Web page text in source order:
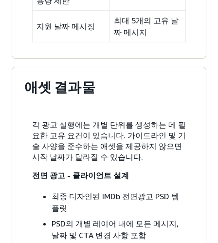
지원 날짜 메시징
최대 5개의 고유 날
짜 메시지
애셋 결과물
각 광고 실행에는 개별 단위를 생성하는 데 필
요한 고유 요건이 있습니다. 가이드라인 및 기
술 사양을 준수하는 애셋을 제공하지 않으면
시작 날짜가 달라질 수 있습니다.
전면 광고 - 클라이언트 설계
최종 디자인된 IMDb 전면광고 PSD 템
플릿
PSD의 개별 레이어 내에 모든 메시지,
날짜 및 CTA 변경 사항 포함